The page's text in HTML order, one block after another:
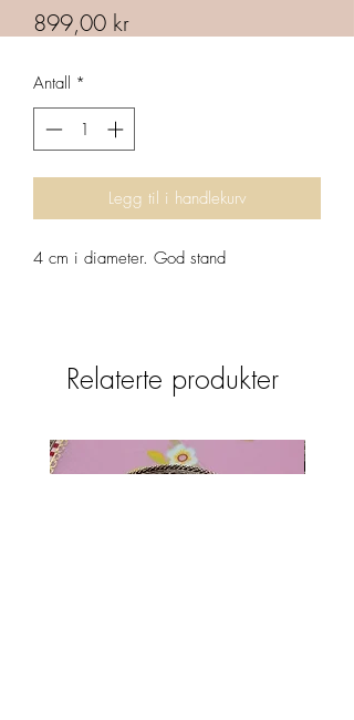
899,00 krPris
Antall *
Legg til i handlekurv
4 cm i diameter. God stand
Relaterte produkter